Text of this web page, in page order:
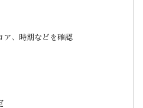
ア、時期などを確認